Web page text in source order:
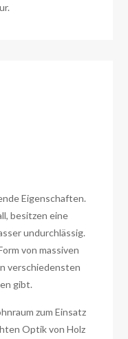
Eigenschaften.
besitzen eine
undurchlässig.
von massiven
verschiedensten
gibt.
zum Einsatz
Optik von Holz